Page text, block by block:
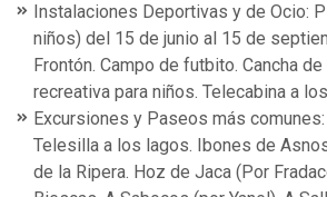
Instalaciones Deportivas y de Ocio:
niños) del 15 de junio al 15 de
Frontón. Campo de futbito. Cancha
recreativa para niños. Telecabina a
Excursiones y Paseos más
Telesilla a los lagos. Ibones de
de la Ripera. Hoz de Jaca (Por